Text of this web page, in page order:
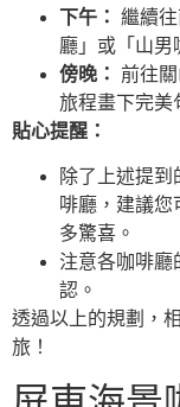
下午： 繼續
廳」或「山男
傍晚： 前往
旅程畫下完美
貼心提醒：
除了上述提到
啡廳，建議您
多驚喜。
注意各咖啡廳
認。
透過以上的規劃，
旅！